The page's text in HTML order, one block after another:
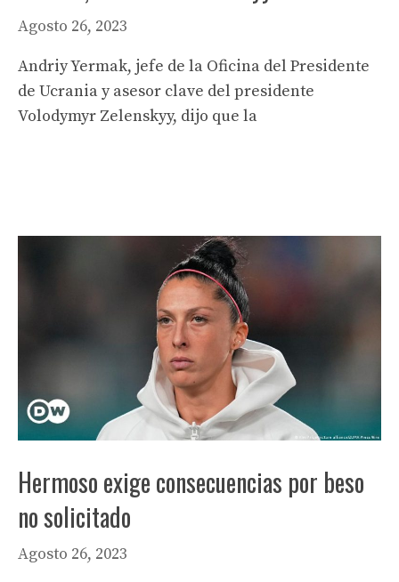
Agosto 26, 2023
Andriy Yermak, jefe de la Oficina del Presidente
de Ucrania y asesor clave del presidente
Volodymyr Zelenskyy, dijo que la
Hermoso exige consecuencias por beso
no solicitado
Agosto 26, 2023